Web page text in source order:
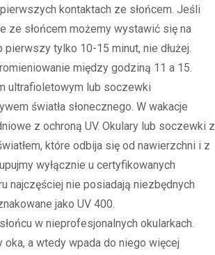
kontaktach ze słońcem. Jeśli
ze słońcem możemy wystawić się na
tylko 10-15 minut, nie dłużej.
między godziną 11 a 15.
ultrafioletowym lub soczewki
światła słonecznego. W wakacje
z ochroną UV. Okulary lub soczewki z
które odbija się od nawierzchni i z
wyłącznie u certyfikowanych
najczęściej nie posiadają niezbędnych
jako UV 400.
w nieprofesjonalnych okularkach.
a wtedy wpada do niego więcej